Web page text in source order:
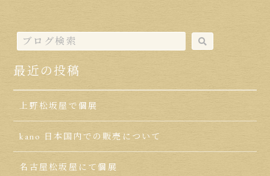
最近の投稿
上野松坂屋で個展
kano 日本国内での販売について
名古屋松坂屋にて個展